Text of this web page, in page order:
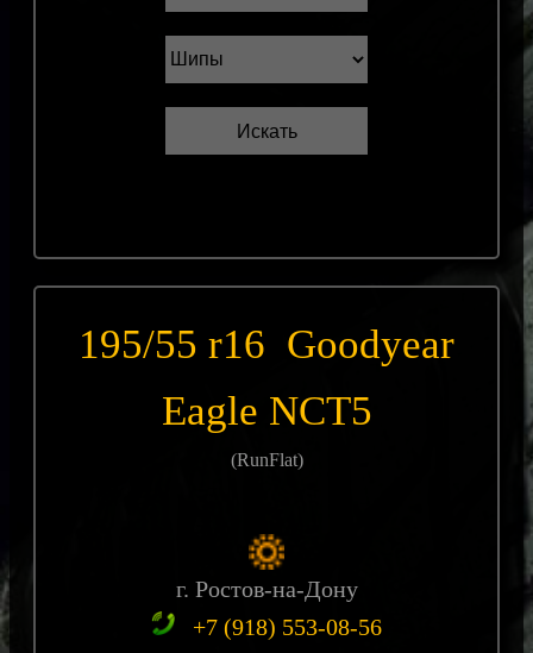
195/55 r16 Goodyear
Eagle NCT5
(RunFlat)
г. Ростов-на-Дону
+7 (918) 553-08-56